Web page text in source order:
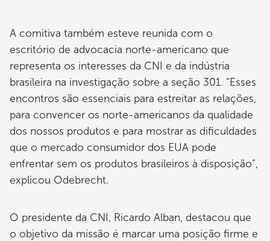
A comitiva também esteve reunida com o
escritório de advocacia norte-americano que
representa os interesses da CNI e da indústria
brasileira na investigação sobre a seção 301. “Esses
encontros são essenciais para estreitar as relações,
para convencer os norte-americanos da qualidade
dos nossos produtos e para mostrar as dificuldades
que o mercado consumidor dos EUA pode
enfrentar sem os produtos brasileiros à disposição”,
explicou Odebrecht.
O presidente da CNI, Ricardo Alban, destacou que
o objetivo da missão é marcar uma posição firme e